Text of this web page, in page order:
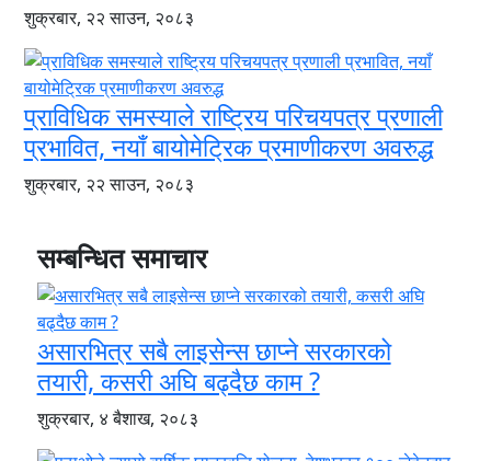
शुक्रबार, २२ साउन, २०८३
प्राविधिक समस्याले राष्ट्रिय परिचयपत्र प्रणाली
प्रभावित, नयाँ बायोमेट्रिक प्रमाणीकरण अवरुद्ध
शुक्रबार, २२ साउन, २०८३
सम्बन्धित समाचार
असारभित्र सबै लाइसेन्स छाप्ने सरकारको
तयारी, कसरी अघि बढ्दैछ काम ?
शुक्रबार, ४ बैशाख, २०८३